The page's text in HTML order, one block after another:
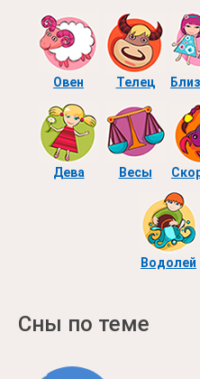
Овен Телец
Дева Весы
Водолей
Сны по теме